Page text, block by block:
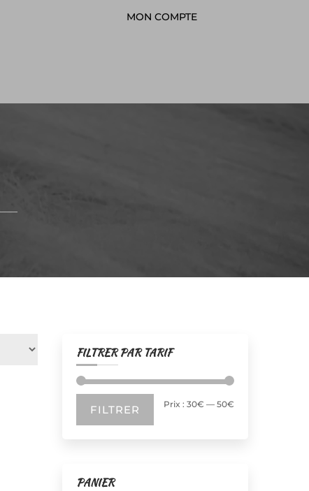
MON COMPTE
FILTRER PAR TARIF
Prix
Prix
FILTRER Prix : 30€ — 50€
PANIER